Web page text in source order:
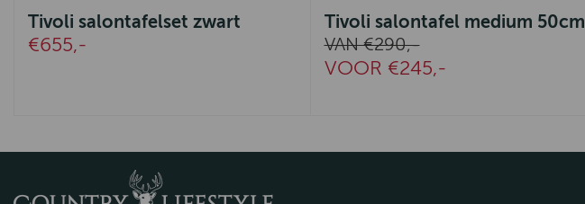
Tivoli salontafelset zwart
€655,-
Tivoli salontafel medium 50cm
VAN €290,-
VOOR €245,-